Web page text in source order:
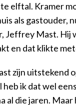
elftal. Kramer
als gastouder,
Jeffrey Mast. Hij
en dat klikte
zijn uitstekend
heb ik dat wel
al die jaren.